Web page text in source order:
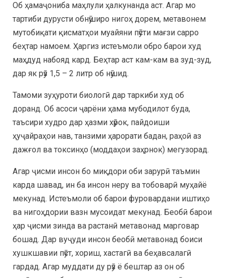
Об ҳамаҷониба маҳлули ҳалкунанда аст. Агар мо
тартиби дурусти обнӯширо нигоҳ дорем, метавонем
мутобиқати қисматҳои муайяни пӯсти мағзи сарро
беҳтар намоем. Ҳаргиз истеъмоли обро барои худ
маҳдуд набояд кард. Беҳтар аст кам-кам ва зуд-зуд,
дар як рӯз 1,5 – 2 литр об нӯшид.
Тамоми зуҳуроти биологӣ дар таркиби худ об
доранд. Об асоси ҷарёни ҳама мубодилот буда,
таъсири худро дар ҳазми хӯрок, пайдоиши
ҳуҷайраҳои нав, танзими ҳарорати бадан, раҳоӣ аз
дажғол ва токсинҳо (моддаҳои заҳрнок) мегузорад.
Агар ҷисми инсон бо миқдори оби зарурӣ таъмин
карда шавад, ин ба инсон неру ва тобоварӣ муҳайё
мекунад. Истеъмоли об барои фуровардани иштиҳо
ва нигоҳдории вазн мусоидат мекунад. Беобӣ барои
ҳар ҷисми зинда ва растанӣ метавонад марговар
бошад. Дар вуҷуди инсон беобӣ метавонад боиси
хушкшавии пӯст, хориш, хастагӣ ва беҳавсалагӣ
гардад. Агар муддати ду рӯз ё бештар аз он об